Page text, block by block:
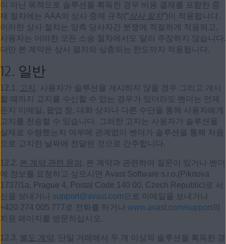
이 아닌 목적으로 솔루션을 획득한 경우 비용 결제를 포함한 중
재 절차에는 AAA의 상사 중재 규칙(“상사 절차”)이 적용됩니다.
이러한 상사 절차는 양측 당사자간 분쟁에 적절하게 적용되고,
사용자는 어떠한 모든 소송 절차에서도 달리 주장하지 않습니다.
다만 본 계약은 상사 절차와 상충되는 한도까지 적용됩니다.
12. 일반
12.1. 고지 . 사용자가 솔루션을 개시하지 않을 경우 그리고 개시
할 때까지 고지를 수신할 수 없는 경우가 있더라도 벤더는 언제
든지 이메일, 팝업 창, 대화 상자나 다른 수단을 통해 사용자에게
고지를 전송할 수 있습니다. 그러한 고지는 사용자가 솔루션을
실제로 수령했는지 여부에 관계없이 벤더가 솔루션을 통해 처음
으로 고지한 날짜에 전달된 것으로 간주합니다.
12.2. 본 계약 관련 문의 . 본 계약과 관련하여 질문이 있거나 벤더
에 정보를 요청하고 싶으시면 Avast Software s.r.o.(Pikrtova
1737/1a, Prague 4, Postal Code 140 00, Czech Republic)로 서
신을 보내거나 support@avast.com 으로 이메일을 보내거나
+420 274 005 777로 전화를 하거나 www.avast.com/support의
지원 페이지를 방문하십시오.
12.3. 별도 계약. 단일 거래에서 두 개 이상의 솔루션을 획득한 경